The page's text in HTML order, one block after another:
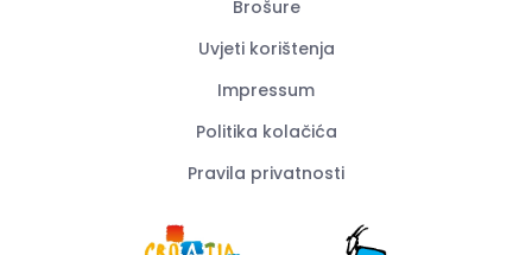
Brošure
Uvjeti korištenja
Impressum
Politika kolačića
Pravila privatnosti